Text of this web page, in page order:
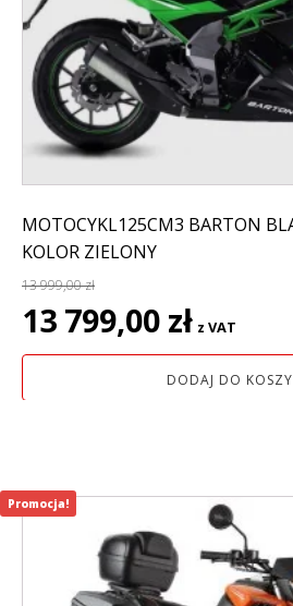
MOTOCYKL125CM3 BARTON
KOLOR ZIELONY
13 999,00zł
Pierwotna
cena
wynosiła:
13 799,00 zł cena
wynosi:
13
z VAT
DODAJ DO
Promocja!